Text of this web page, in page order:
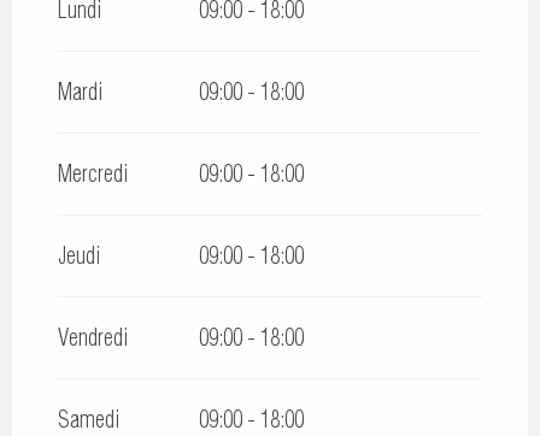
Lundi 09:00 - 18:00
Mardi 09:00 - 18:00
Mercredi 09:00 - 18:00
Jeudi 09:00 - 18:00
Vendredi 09:00 - 18:00
Samedi 09:00 - 18:00